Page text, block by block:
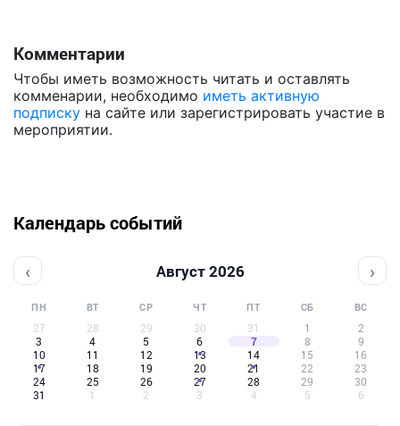
Комментарии
Чтобы иметь возможность читать и оставлять
комменарии, необходимо иметь активную
подписку на сайте или зарегистрировать участие в
мероприятии.
Календарь событий
‹ Август 2026 ›
ПН ВТ СР ЧТ ПТ СБ ВС
27 28 29 30 31 1
2
3
4 5 6 7 8
9
10
11 12 13 14 15
16
17
18 19 20 21 22
23
24
25 26 27 28 29
30
31
1 2 3 4 5 6